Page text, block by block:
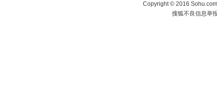
Copyright©2016
搜狐不良信息举